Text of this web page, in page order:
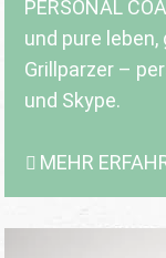
PERSONAL
und pure
Grillparzer –
und Skype.
MEHR